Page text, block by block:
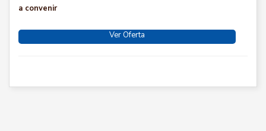
a convenir
Ver Oferta